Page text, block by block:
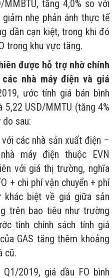
tăng 4,0% so với
nhẹ phản ánh thực tế
dần cạn kiệt, trong khi đó
trong khu vực tăng.
được hỗ trợ nhờ chính
nhà máy điện và giá
ước tính giá bán bình
5,22 USD/MMTU (tăng 4%
sau:
các nhà sản xuất điện –
máy điện thuộc EVN
với giá thị trường, nghĩa
+ chi phí vận chuyển + phí
khác biệt về giá giữa sản
trên bao tiêu như trường
tính chính sách tính giá
GAS tăng thêm khoảng
cũ.
2019, giá dầu FO bình